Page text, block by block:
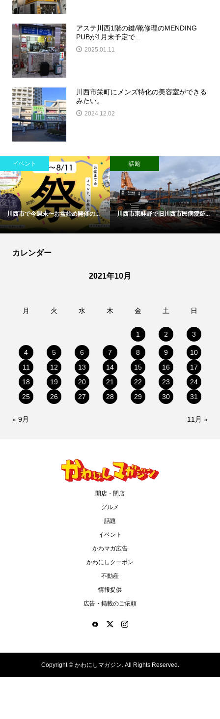
アステ川西1階の鍵/靴修理のMENDING
PUBが1月末予定で...
2025.01.11
川西市栄町にメンズ特化の美容室ができる
みたい。
2024.12.02
イベント
川西市で今週末〜お盆始め開催の...
話題
川西市東畦野で旧川西市民病院跡...
カレンダー
2021年10月
月 火 水 木 金 土 日
1 2 3
4 5 6 7 8 9
10
11
12 13 14 15 16
17
18
19 20 21 22 23
24
25
26 27 28 29 30 31
« 9月 11月 »
開店・閉店
グルメ
話題
イベント
かわマガ広告
かわにしクーポン
不動産
情報提供
広告・掲載のご依頼
Copyright ©かわにしマガジン. All Rights Reserved.